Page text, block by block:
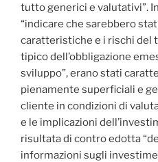
tutto generici e valutativi”.
“indicare che sarebbero
caratteristiche e i rischi del
tipico dell’obbligazione
sviluppo”, erano stati
pienamente superficiali e
cliente in condizioni di
e le implicazioni
risultata di contro edotta
informazioni sugli